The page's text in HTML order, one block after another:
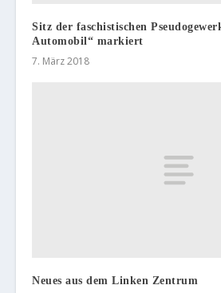
Sitz der faschistischen
Automobil“ markiert
7. März 2018
Neues aus dem Linken Zentrum